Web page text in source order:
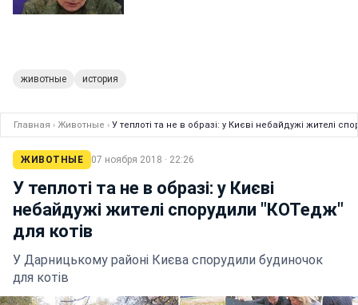
животные история
Главная › Животные › У теплоті та не в образі: у Києві небайдужі жителі
ЖИВОТНЫЕ 07 ноября 2018 · 22:26
У теплоті та не в образі: у Києві
небайдужі жителі спорудили "КОТедж"
для котів
У Дарницькому районі Києва спорудили будиночок
для котів